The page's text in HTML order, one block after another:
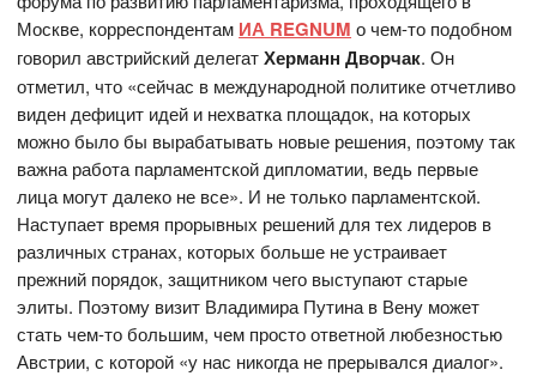
Москве, корреспондентам ИА REGNUM о чем-то подобном
говорил австрийский делегатХерманн Дворчак. Он
отметил, что «сейчас в международной политике отчетливо
виден дефицит идей и нехватка площадок, на которых
можно было бы вырабатывать новые решения, поэтому так
важна работа парламентской дипломатии, ведь первые
лица могут далеко не все». И не только парламентской.
Наступает время прорывных решений для тех лидеров в
различных странах, которых больше не устраивает
прежний порядок, защитником чего выступают старые
элиты. Поэтому визит Владимира Путина в Вену может
стать чем-то большим, чем просто ответной любезностью
Австрии, с которой «у нас никогда не прерывался диалог».